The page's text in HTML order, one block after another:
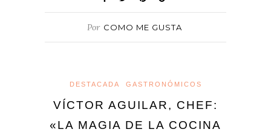
Por COMO ME GUSTA
DESTACADA GASTRONÓMICOS
VÍCTOR AGUILAR, CHEF:
«LA MAGIA DE LA COCINA